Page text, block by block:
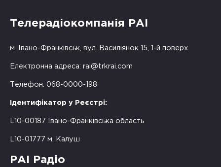
Телерадіокомпанія РАІ
м. Івано-Франківськ, вул. Василіянок 15, 1-й поверх
Електронна адреса: rai@trkrai.com
Телефон: 068-0000-198
Ідентифікатор у Реєстрі:
L10-00187 Івано-Франківська область
L10-01777 м. Калуш
РАІ Радіо